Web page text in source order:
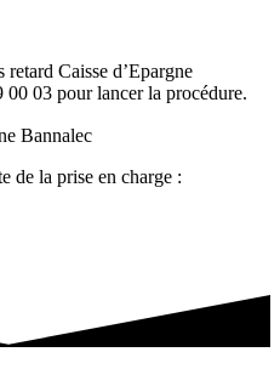
Caisse d’Epargne
00 03 pour lancer la procédure.
Bannalec
de la prise en charge :